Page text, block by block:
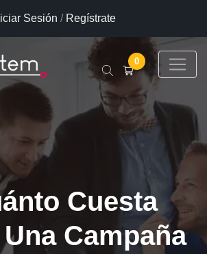
Sesión / Regístrate
0
Cuesta
Campaña